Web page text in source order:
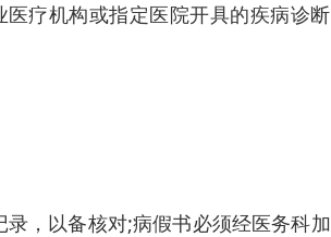
疗机构或指定医院开具的疾病诊
，以备核对;病假书必须经医务科